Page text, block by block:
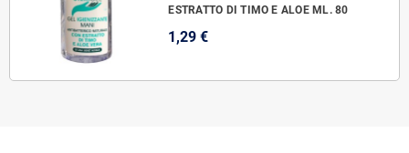
ESTRATTO DI TIMO E ALOE ML. 80
1,29 €